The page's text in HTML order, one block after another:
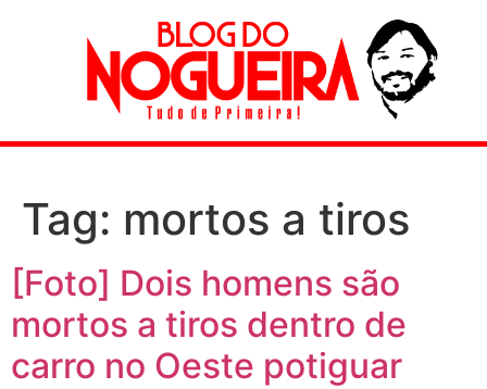
Tag: mortos a tiros
[Foto] Dois homens são
mortos a tiros dentro de
carro no Oeste potiguar